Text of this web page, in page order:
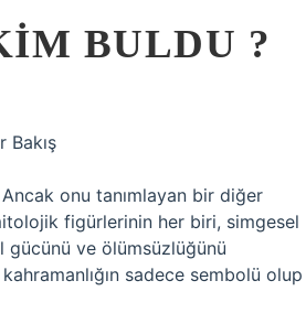
BULDU ?
Bakış
onu tanımlayan bir diğer
figürlerinin her biri, simgesel
gücünü ve ölümsüzlüğünü
sadece sembolü olup